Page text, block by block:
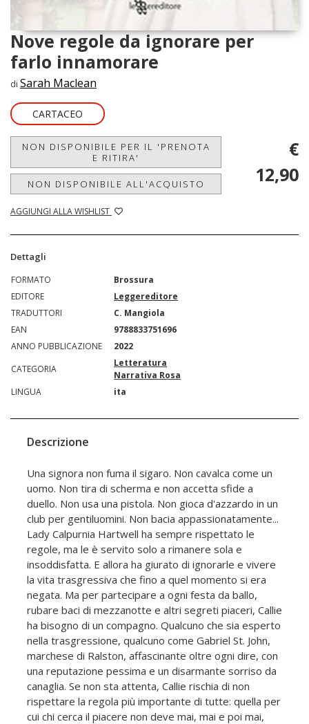
Nove regole da ignorare per
farlo innamorare
di Sarah Maclean
CARTACEO
NON DISPONIBILE PER IL 'PRENOTA
E RITIRA'
NON DISPONIBILE ALL'ACQUISTO
AGGIUNGI ALLA WISHLIST
€
12,90
Dettagli
FORMATO
Brossura
EDITORE
Leggereditore
TRADUTTORI
C. Mangiola
EAN
9788833751696
ANNO PUBBLICAZIONE
2022
CATEGORIA
Letteratura
Narrativa Rosa
LINGUA
ita
Descrizione
Una signora non fuma il sigaro. Non cavalca come un
uomo. Non tira di scherma e non accetta sfide a
duello. Non usa una pistola. Non gioca d'azzardo in un
club per gentiluomini. Non bacia appassionatamente...
Lady Calpurnia Hartwell ha sempre rispettato le
regole, ma le è servito solo a rimanere sola e
insoddisfatta. E allora ha giurato di ignorarle e vivere
la vita trasgressiva che fino a quel momento si era
negata. Ma per partecipare a ogni festa da ballo,
rubare baci di mezzanotte e altri segreti piaceri, Callie
ha bisogno di un compagno. Qualcuno che sia esperto
nella trasgressione, qualcuno come Gabriel St. John,
marchese di Ralston, affascinante oltre ogni dire, con
una reputazione pessima e un disarmante sorriso da
canaglia. Se non sta attenta, Callie rischia di non
rispettare la regola più importante di tutte: quella per
cui chi cerca il piacere non deve mai, mai e poi mai,